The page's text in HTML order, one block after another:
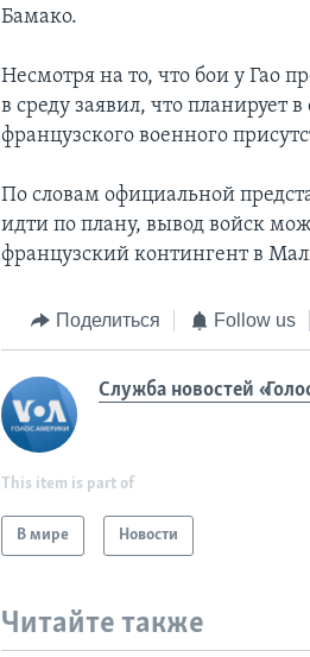
Бамако.
Несмотря на то, что бои у Гао
в среду заявил, что планирует
французского военного
По словам официальной
идти по плану, вывод войск
французский контингент в
Поделиться Follow us
Служба новостей
This item is part of
В мире Новости
Читайте также